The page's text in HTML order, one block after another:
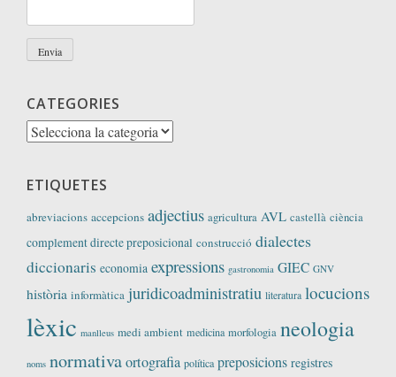
CATEGORIES
Categories
ETIQUETES
abreviacions accepcions adjectius agricultura AVL castellà ciència
complement directe preposicional construcció dialectes
diccionaris economia expressions gastronomia GIEC GNV
història informàtica juridicoadministratiu literatura locucions
lèxic manlleus medi ambient medicina morfologia neologia
noms normativaortografia política preposicions registres